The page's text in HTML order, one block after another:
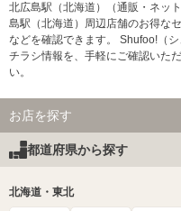
北広島駅（北海道）（通販・ネッ
島駅（北海道）周辺店舗のお得な
などを確認できます。 Shufoo!（
チラシ情報を、手軽にご確認いた
い。
お店を探す
都道府県から探す
北海道・東北